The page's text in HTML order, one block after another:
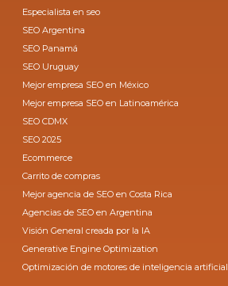
Especialista en seo
SEO Argentina
SEO Panamá
SEO Uruguay
Mejor empresa SEO en México
Mejor empresa SEO en Latinoamérica
SEO CDMX
SEO 2025
Ecommerce
Carrito de compras
Mejor agencia de SEO en Costa Rica
Agencias de SEO en Argentina
Visión General creada por la IA
Generative Engine Optimization
Optimización de motores de inteligencia artificial